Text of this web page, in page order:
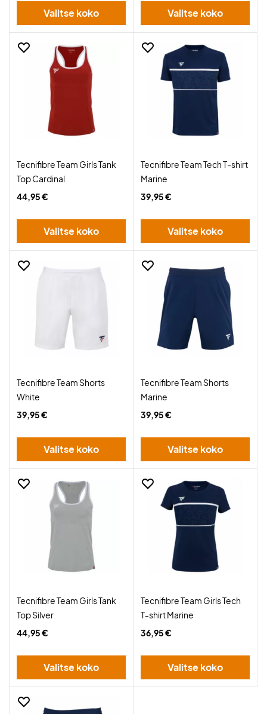
Valitse koko Valitse koko
Tecnifibre Team Girls Tank
Top Cardinal
44,95 €
Valitse koko
Tecnifibre Team Tech T-shirt
Marine
39,95 €
Valitse koko
Tecnifibre Team Shorts
White
39,95 €
Valitse koko
Tecnifibre Team Shorts
Marine
39,95 €
Valitse koko
Tecnifibre Team Girls Tank
Top Silver
44,95 €
Valitse koko
Tecnifibre Team Girls Tech
T-shirt Marine
36,95 €
Valitse koko